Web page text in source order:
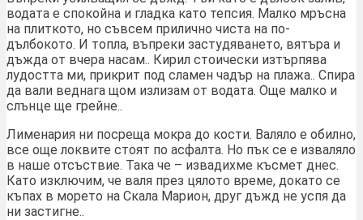
водата е спокойна и гладка като тепсия. Малко мръсна
на плиткото, но съвсем прилично чиста на по-
дълбокото. И топла, въпреки застудяването, вятъра и
дъжда от вчера насам.. Кирил стоически изтърпява
лудостта ми, прикрит под сламен чадър на плажа.. Спира
да вали веднага щом излизам от водата. Още малко и
слънце ще грейне..
Лименария ни посреща мокра до кости. Валяло е обилно,
все още локвите стоят по асфалта. Но пък се е изваляло
в наше отсъствие. Така че – извадихме късмет днес.
Като изключим, че валя през цялото време, докато се
къпах в морето на Скала Марион, друг дъжд не успя да
ни застигне..